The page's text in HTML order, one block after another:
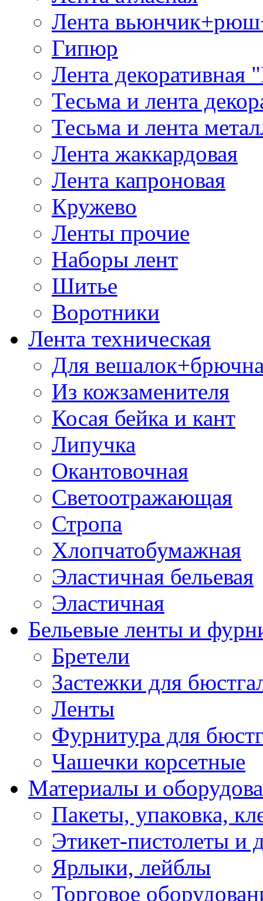
Лента
Гипюр
Лента декоративная
Тесьма и лента
Тесьма и лента
Лента жаккардовая
Лента капроновая
Кружево
Ленты прочие
Наборы лент
Шитье
Воротники
Лента техническая
Для
Из кожзаменителя
Косая бейка и кант
Липучка
Окантовочная
Светоотражающая
Стропа
Хлопчатобумажная
Эластичная бельевая
Эластичная
Бельевые ленты и
Бретели
Застежки для
Ленты
Фурнитура для
Чашечки корсетные
Материалы и
Пакеты, упаковка,
Этикет-пистолеты и
Ярлыки, лейблы
Торговое